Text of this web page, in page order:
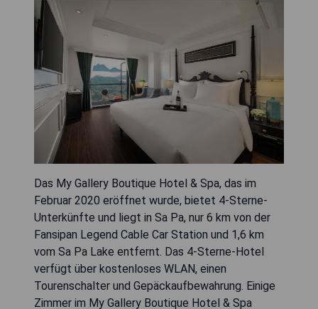
Das My Gallery Boutique Hotel & Spa, das im
Februar 2020 eröffnet wurde, bietet 4-Sterne-
Unterkünfte und liegt in Sa Pa, nur 6 km von der
Fansipan Legend Cable Car Station und 1,6 km
vom Sa Pa Lake entfernt. Das 4-Sterne-Hotel
verfügt über kostenloses WLAN, einen
Tourenschalter und Gepäckaufbewahrung. Einige
Zimmer im My Gallery Boutique Hotel & Spa